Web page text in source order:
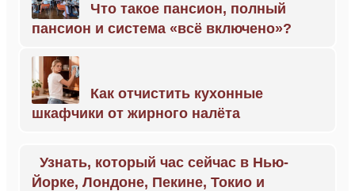
Что такое пансион, полный
пансион и система «всё включено»?
Как отчистить кухонные
шкафчики от жирного налёта
Узнать, который час сейчас в Нью-
Йорке, Лондоне, Пекине, Токио и